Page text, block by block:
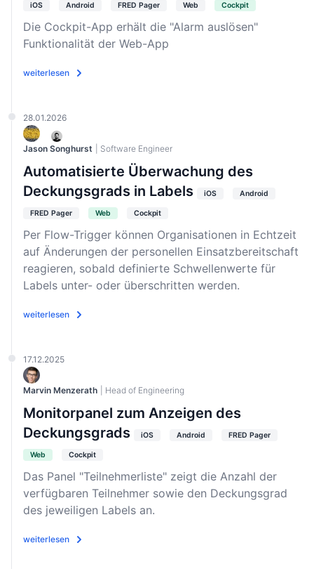
iOS Android FRED Pager Web Cockpit
Die Cockpit-App erhält die "Alarm auslösen"
Funktionalität der Web-App
weiterlesen
28.01.2026
Jason Songhurst | Software Engineer
Automatisierte Überwachung des
Deckungsgrads in Labels
iOS Android
FRED Pager Web Cockpit
Per Flow-Trigger können Organisationen in Echtzeit
auf Änderungen der personellen Einsatzbereitschaft
reagieren, sobald definierte Schwellenwerte für
Labels unter- oder überschritten werden.
weiterlesen
17.12.2025
Marvin Menzerath | Head of Engineering
Monitorpanel zum Anzeigen des
Deckungsgrads
iOS Android FRED Pager
Web Cockpit
Das Panel "Teilnehmerliste" zeigt die Anzahl der
verfügbaren Teilnehmer sowie den Deckungsgrad
des jeweiligen Labels an.
weiterlesen